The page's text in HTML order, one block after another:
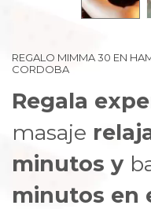
REGALO MIMMA 30 EN
CORDOBA
Regala
masaje
minutos y
minutos en